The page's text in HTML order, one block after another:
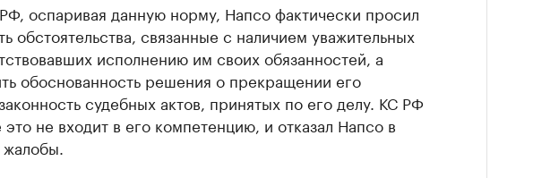
оспаривая данную норму, Напсо фактически просил
обстоятельства, связанные с наличием уважительных
исполнению им своих обязанностей, а
обоснованность решения о прекращении его
судебных актов, принятых по его делу. КС РФ
это не входит в его компетенцию, и отказал Напсо в